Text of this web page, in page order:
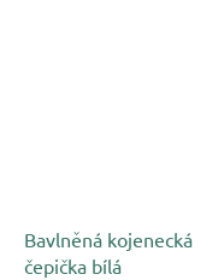
Bavlněná kojenecká
čepička bílá